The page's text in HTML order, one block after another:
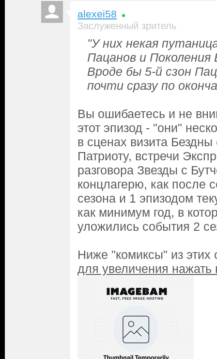
alexei58
Заслуженный зритель
"У них некая
Пацанов и Поколения
Вроде бы 5-й сзон
почти сразу по
Вы ошибаетесь и не
этот эпизод - "они"
в сценах визита
Патриоту, встречи
разговора Звезды с
концлагерю, как после
сезона и 1 эпизодом
как минимум год, в
уложились события 2
Ниже "комиксы" из этих
для увеличения нажать